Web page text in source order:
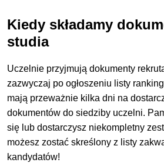
Kiedy składamy
studia
Uczelnie przyjmują dokumenty
zazwyczaj po ogłoszeniu listy
mają przeważnie kilka dni na
dokumentów do siedziby uczelni.
się lub dostarczysz niekompletny
możesz zostać skreślony z listy
kandydatów!